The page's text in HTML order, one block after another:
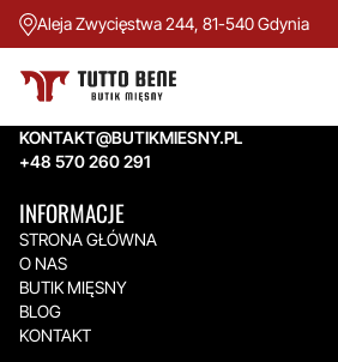
Aleja Zwycięstwa 244, 81-540 Gdynia
TUTTO BENE BUTIK MIĘSNY
Aleja Zwycięstwa 244,
KONTAKT@BUTIKMIESNY.PL
+48 570 260 291
INFORMACJE
STRONA GŁÓWNA
O NAS
BUTIK MIĘSNY
BLOG
KONTAKT